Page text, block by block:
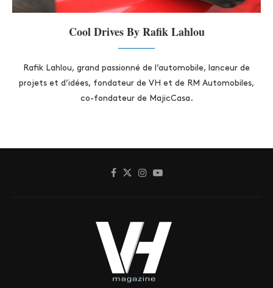
Cool Drives By Rafik Lahlou
Rafik Lahlou, grand passionné de l’automobile, lanceur de
projets et d’idées, fondateur de VH et de RM Automobiles,
co-fondateur de MajicCasa.